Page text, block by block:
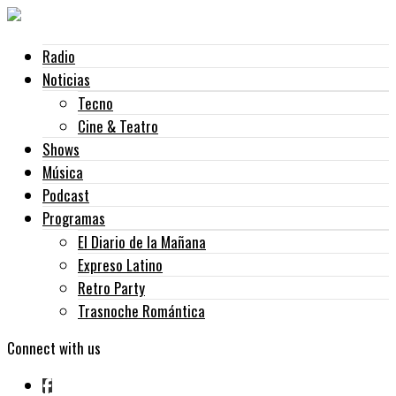
Radio
Noticias
Tecno
Cine & Teatro
Shows
Música
Podcast
Programas
El Diario de la Mañana
Expreso Latino
Retro Party
Trasnoche Romántica
Connect with us